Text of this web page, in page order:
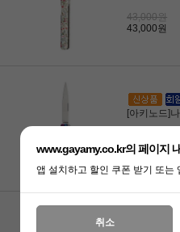
43,000원
43,000원
[아키노드]
43,000원
43,000원
www.gayamy.co.kr의 페이지
앱 설치하고 할인 쿠폰 받기 또는
취소